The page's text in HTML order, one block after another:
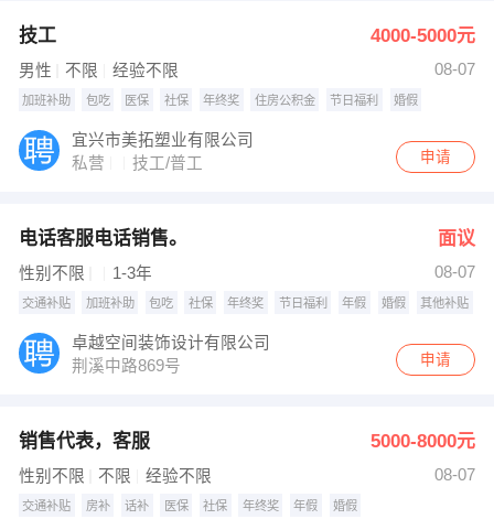
技工 4000-5000元
男性 不限 经验不限 08-07
加班补助 包吃 医保 社保 年终奖 住房公积金 节日福利 婚假
宜兴市美拓塑业有限公司
私营
技工/普工 申请
电话客服电话销售。 面议
性别不限 1-3年 08-07
交通补贴 加班补助 包吃 社保 年终奖 节日福利 年假 婚假 其他补贴
卓越空间装饰设计有限公司
荆溪中路869号
申请
销售代表，客服 5000-8000元
性别不限 不限 经验不限 08-07
交通补贴 房补 话补 医保 社保 年终奖 年假 婚假